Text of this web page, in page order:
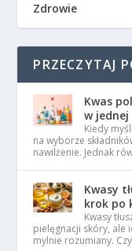
Zdrowie
PRZECZYTAJ
Kwas
w
Kiedy
na wyborze
nawilżenie. Jednak
Kwasy
krok po
Kwasy
pielęgnacji skóry, ale
mylnie rozumiany.